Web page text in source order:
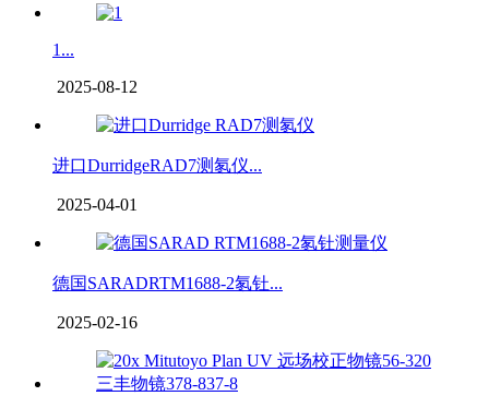
1...
2025-08-12
进口DurridgeRAD7测氡仪...
2025-04-01
德国SARADRTM1688-2氡钍...
2025-02-16